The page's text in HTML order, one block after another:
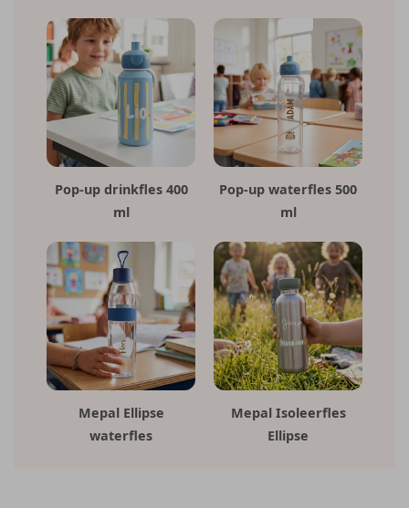
Pop-up drinkfles 400
ml
Pop-up waterfles 500
ml
Mepal Ellipse
waterfles
Mepal Isoleerfles
Ellipse